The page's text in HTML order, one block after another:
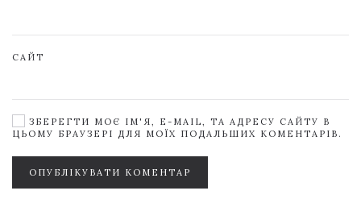
САЙТ
ЗБЕРЕГТИ МОЄ ІМ'Я, E-MAIL, ТА АДРЕСУ САЙТУ В
ЦЬОМУ БРАУЗЕРІ ДЛЯ МОЇХ ПОДАЛЬШИХ КОМЕНТАРІВ.
ОПУБЛІКУВАТИ КОМЕНТАР